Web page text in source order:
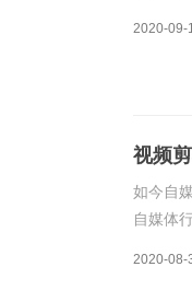
营干不
2020-09-
视频
如今自
自媒体
2020-08-